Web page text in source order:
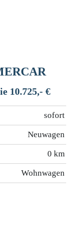
10.725,- €
sofort
Neuwagen
0 km
Wohnwagen